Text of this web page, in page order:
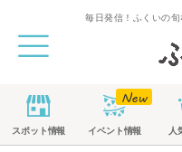
毎日発信！ふくいの
スポット情報 イベント情報 人